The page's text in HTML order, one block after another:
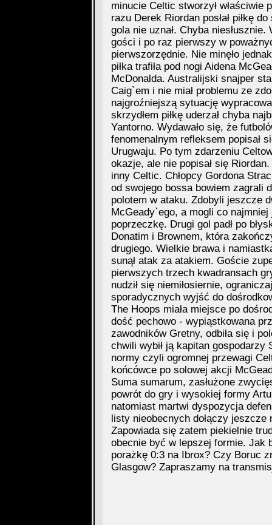
minucie Celtic stworzył właściwie
razu Derek Riordan posłał piłkę
gola nie uznał. Chyba
gości i po raz pierwszy w
pierwszorzędnie. Nie minęło
piłka trafiła pod nogi Aidena
McDonalda. Australijski snajper
Caig`em i nie miał problemu ze
najgroźniejszą sytuację
skrzydłem piłkę uderzał chyba
Yantorno. Wydawało się, że
fenomenalnym refleksem popisał
Urugwaju. Po tym zdarzeniu
okazje, ale nie popisał się
inny Celtic. Chłopcy Gordona
od swojego bossa bowiem zagrali
polotem w ataku. Zdobyli jeszcze
McGeady`ego, a mogli co
poprzeczkę. Drugi gol padł po
Donatim i Brownem, która
drugiego. Wielkie brawa i
sunął atak za atakiem. Goście
pierwszych trzech kwadransach
nudził się niemiłosiernie,
sporadycznych wyjść do
The Hoops miała miejsce po
dość pechowo - wypiąstkowana
zawodników Gretny, odbiła się i
chwili wybił ją kapitan gospodarzy
normy czyli ogromnej przewagi
końcówce po solowej akcji
Suma sumarum, zasłużone
powrót do gry i wysokiej formy
natomiast martwi dyspozycja
listy nieobecnych dołączy
Zapowiada się zatem piekielnie
obecnie być w lepszej formie. Jak
porażkę 0:3 na Ibrox? Czy Boruc
Glasgow? Zapraszamy na